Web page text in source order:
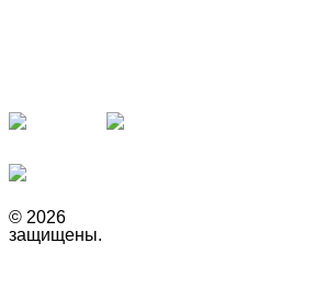
© 2026
защищены.